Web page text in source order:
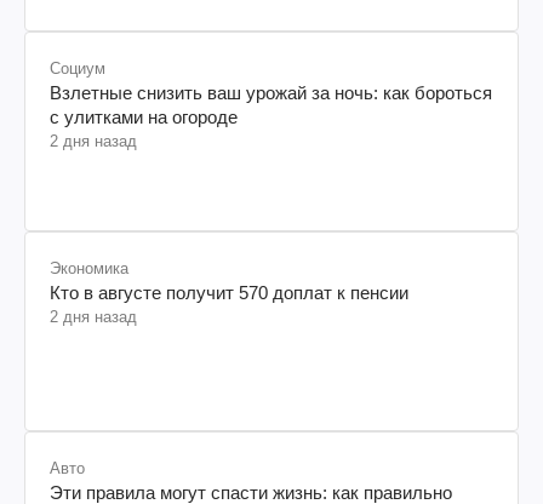
Социум
Взлетные снизить ваш урожай за ночь: как бороться
с улитками на огороде
2 дня назад
Экономика
Кто в августе получит 570 доплат к пенсии
2 дня назад
Авто
Эти правила могут спасти жизнь: как правильно